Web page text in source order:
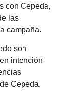
con Cepeda,
las
campaña.
son
intención
Cepeda.